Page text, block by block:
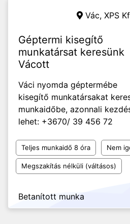
Vác, XPS
Géptermi kisegítő
munkatársat keresünk
Vácott
Váci nyomda géptermébe
kisegítő munkatársakat
munkaidőbe, azonnali
lehet: +3670/ 39 456 72
Teljes munkaidő 8 óra Nem
Megszakítás nélküli (váltásos)
Betanított munka